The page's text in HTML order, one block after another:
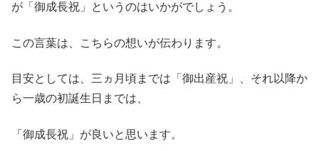
が「御成長祝」というのはいかがでしょう。
この言葉は、こちらの想いが伝わります。
目安としては、三ヵ月頃までは「御出産祝」、それ以降か
ら一歳の初誕生日までは、
「御成長祝」が良いと思います。